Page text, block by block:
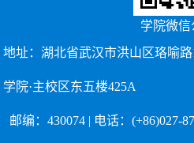
学院微信
地址：湖北省武汉市洪山区珞喻
学院·主校区东五楼425A
邮编：430074 | 电话：(+86)027-